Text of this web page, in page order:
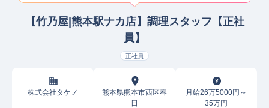
【竹乃屋|熊本駅ナカ店】調理スタッフ【正社
員】
正社員
株式会社タケノ
熊本県熊本市西区春
日
月給26万5000円～
35万円